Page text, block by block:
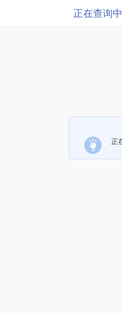
正在查询中
正